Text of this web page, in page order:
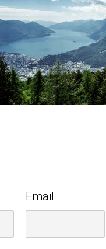
Email